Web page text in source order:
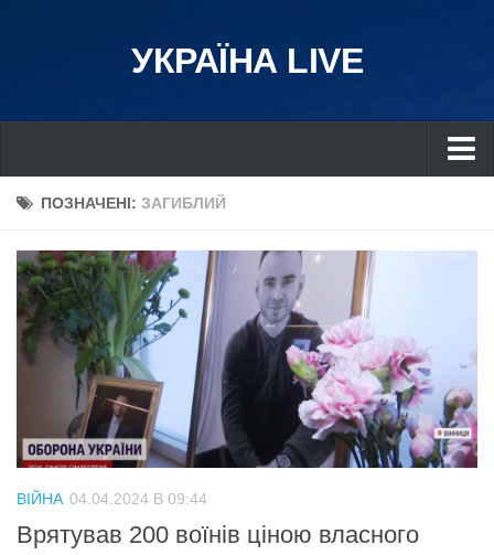
УКРАЇНА LIVE
Україна
Дніпро
Львів
Івано-Франківськ
Харків
Донбас
Одеса
Схід
Прикарпаття
ПОЗНАЧЕНІ: ЗАГИБЛИЙ
ВІЙНА 04.04.2024 В 09:44
Врятував 200 воїнів ціною власного